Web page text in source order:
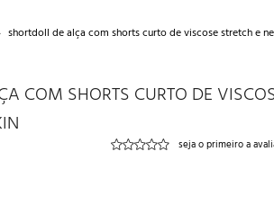
shortdoll de alça com shorts curto de viscose stretch e
COM SHORTS CURTO DE
seja o primeiro a